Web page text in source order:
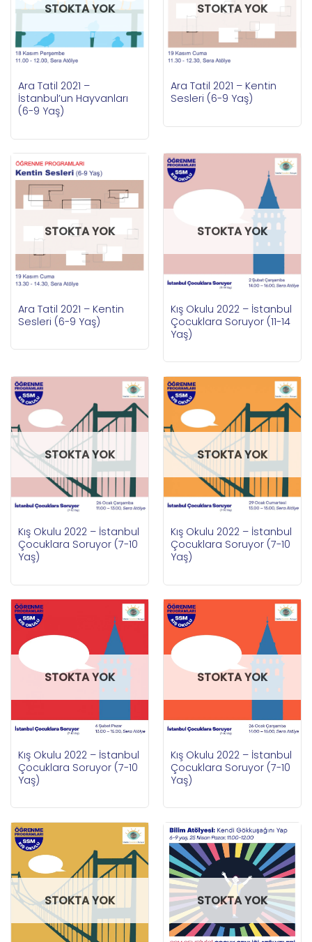
STOKTA YOK
Ara Tatil 2021 –
İstanbul’un Hayvanları
(6-9 Yaş)
STOKTA YOK
Ara Tatil 2021 – Kentin
Sesleri (6-9 Yaş)
STOKTA YOK
Ara Tatil 2021 – Kentin
Sesleri (6-9 Yaş)
STOKTA YOK
Kış Okulu 2022 – İstanbul
Çocuklara Soruyor (11-14
Yaş)
STOKTA YOK
Kış Okulu 2022 – İstanbul
Çocuklara Soruyor (7-10
Yaş)
STOKTA YOK
Kış Okulu 2022 – İstanbul
Çocuklara Soruyor (7-10
Yaş)
STOKTA YOK
Kış Okulu 2022 – İstanbul
Çocuklara Soruyor (7-10
Yaş)
STOKTA YOK
Kış Okulu 2022 – İstanbul
Çocuklara Soruyor (7-10
Yaş)
STOKTA YOK STOKTA YOK